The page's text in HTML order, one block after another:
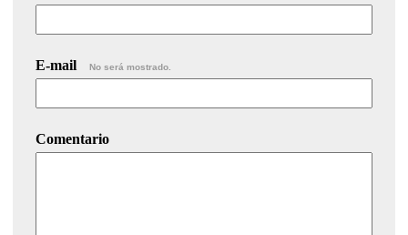
E-mail No será mostrado.
Comentario